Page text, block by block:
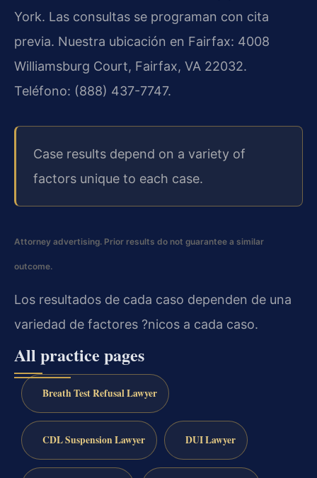
York. Las consultas se programan con cita
previa. Nuestra ubicación en Fairfax: 4008
Williamsburg Court, Fairfax, VA 22032.
Teléfono: (888) 437-7747.
Case results depend on a variety of
factors unique to each case.
Attorney advertising. Prior results do not guarantee a similar
outcome.
Los resultados de cada caso dependen de una
variedad de factores ?nicos a cada caso.
All practice pages
Breath Test Refusal Lawyer
CDL Suspension Lawyer DUI Lawyer